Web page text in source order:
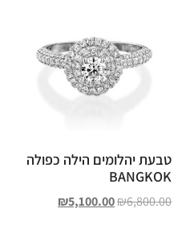
טבעת יהלומים הילה כפולה
BANGKOK
₪6,800.00
₪5,100.00